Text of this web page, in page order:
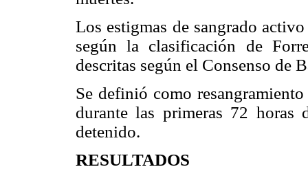
Los estigmas de sangrado
según la clasificación de
descritas según el Consenso de
Se definió como
durante las primeras 72
detenido.
RESULTADOS